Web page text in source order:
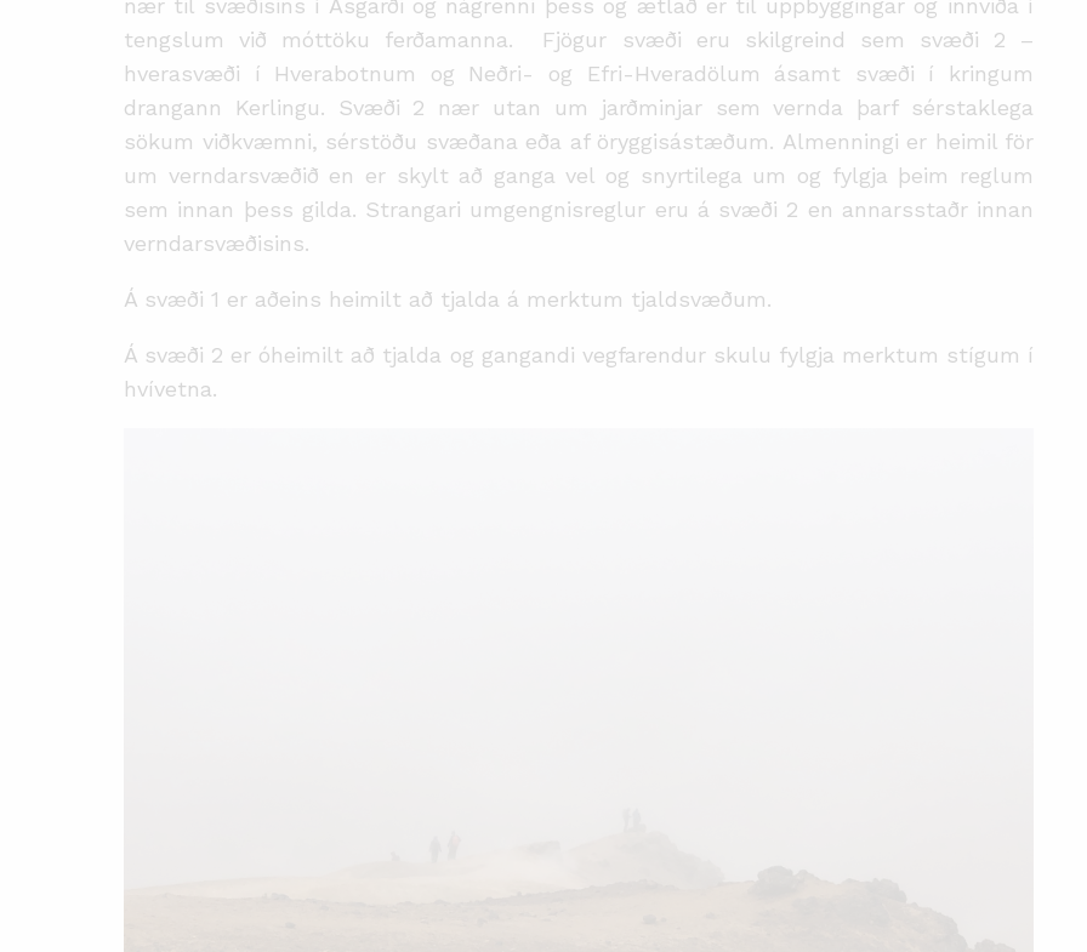
nær til svæðisins í Ásgarði og nágrenni þess og ætlað er til uppbyggingar og innviða í
tengslum við móttöku ferðamanna. Fjögur svæði eru skilgreind sem svæði 2 –
hverasvæði í Hverabotnum og Neðri- og Efri-Hveradölum ásamt svæði í kringum
drangann Kerlingu. Svæði 2 nær utan um jarðminjar sem vernda þarf sérstaklega
sökum viðkvæmni, sérstöðu svæðana eða af öryggisástæðum. Al menningi er heimil för
um verndarsvæðið en er skylt að ganga vel og snyrtilega um og fylgja þeim reglum
sem innan þess gilda. Strangari umgengnisreglur eru á svæði 2 en annarsstaðr innan
verndarsvæðisins.
Á svæði 1 er aðeins heimilt að tjalda á merktum tjaldsvæðum.
Á svæði 2 er óheimilt að tjalda og gangandi vegfarendur skulu fylgja merktum stígum í
hvívetna.